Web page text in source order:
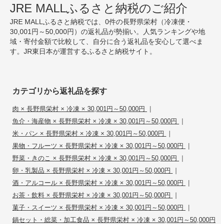
JRE MALLふるさと納税のご紹介
JRE MALLふるさと納税では、0件の長野県栄村（冷凍便・
30,001円～50,000円）の返礼品が勢揃い。人気ランキングや地
域・寄付金額で比較して、自分に合う返礼品を安心して選べま
す。JR東日本が運営するふるさと納税サイト。
カテゴリから返礼品を探す
肉 × 長野県栄村 × 冷凍 × 30,001円～50,000円 |
魚介・海産物 × 長野県栄村 × 冷凍 × 30,001円～50,000円 |
米・パン × 長野県栄村 × 冷凍 × 30,001円～50,000円 |
果物・フルーツ × 長野県栄村 × 冷凍 × 30,001円～50,000円 |
野菜・きのこ × 長野県栄村 × 冷凍 × 30,001円～50,000円 |
卵・乳製品 × 長野県栄村 × 冷凍 × 30,001円～50,000円 |
酒・アルコール × 長野県栄村 × 冷凍 × 30,001円～50,000円 |
お茶・飲料 × 長野県栄村 × 冷凍 × 30,001円～50,000円 |
菓子・スイーツ × 長野県栄村 × 冷凍 × 30,001円～50,000円 |
鍋セット・総菜・加工食品 × 長野県栄村 × 冷凍 × 30,001円～50,000円